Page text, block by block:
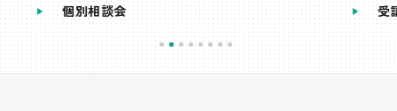
個別相談会 受講